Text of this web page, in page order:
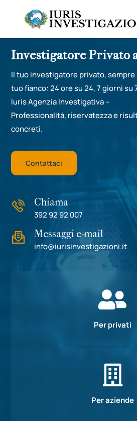
Investigatore Privato
Il tuo investigatore privato, sempre
tuo fianco: 24 ore su 24, 7 giorni su
Iuris Agenzia Investigativa –
Professionalità, riservatezza e
concreti.
Contattaci
Chiama
392 92 92 007
Messaggi e-mail
info@iurisinvestigazioni.it

Per privati

Per aziende